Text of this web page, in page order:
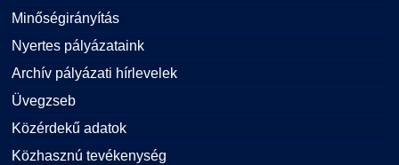
Minőségirányítás
Nyertes pályázataink
Archív pályázati hírlevelek
Üvegzseb
Közérdekű adatok
Közhasznú tevékenység